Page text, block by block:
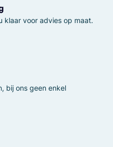
klaar voor advies op maat.
bij ons geen enkel